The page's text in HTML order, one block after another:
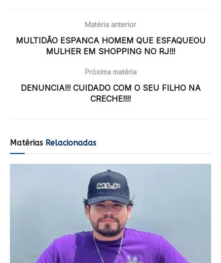
Matéria anterior
MULTIDÃO ESPANCA HOMEM QUE ESFAQUEOU
MULHER EM SHOPPING NO RJ!!!
Próxima matéria
DENUNCIA!!! CUIDADO COM O SEU FILHO NA
CRECHE!!!!
Matérias Relacionadas